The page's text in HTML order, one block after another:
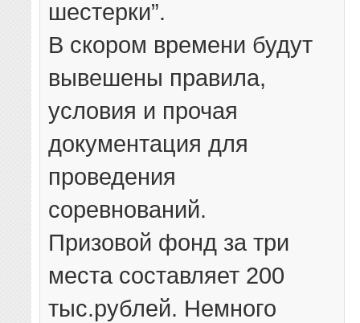
шестерки”.
В скором времени будут
вывешены правила,
условия и прочая
документация для
проведения
соревнований.
Призовой фонд за три
места составляет 200
тыс.рублей. Немного